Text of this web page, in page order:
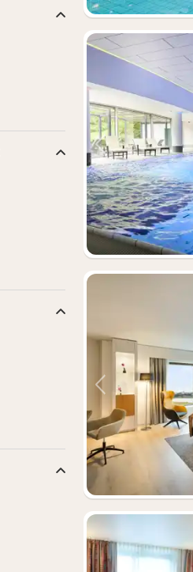
Vorige foto
Vorige foto